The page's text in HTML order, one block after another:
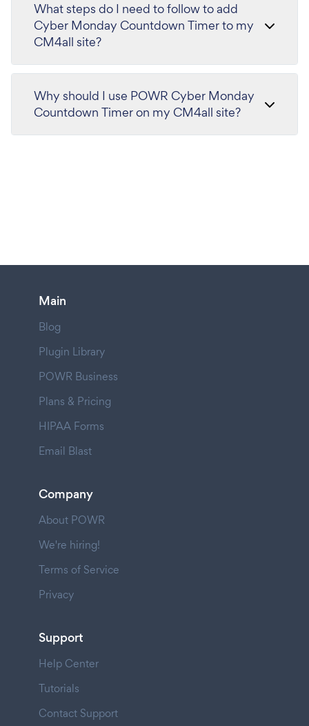
What steps do I need to follow to add
Cyber Monday Countdown Timer to my
CM4all site?
Why should I use POWR Cyber Monday
Countdown Timer on my CM4all site?
Main
Blog
Plugin Library
POWR Business
Plans & Pricing
HIPAA Forms
Email Blast
Company
About POWR
We're hiring!
Terms of Service
Privacy
Support
Help Center
Tutorials
Contact Support